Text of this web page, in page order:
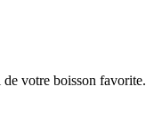
votre boisson favorite.